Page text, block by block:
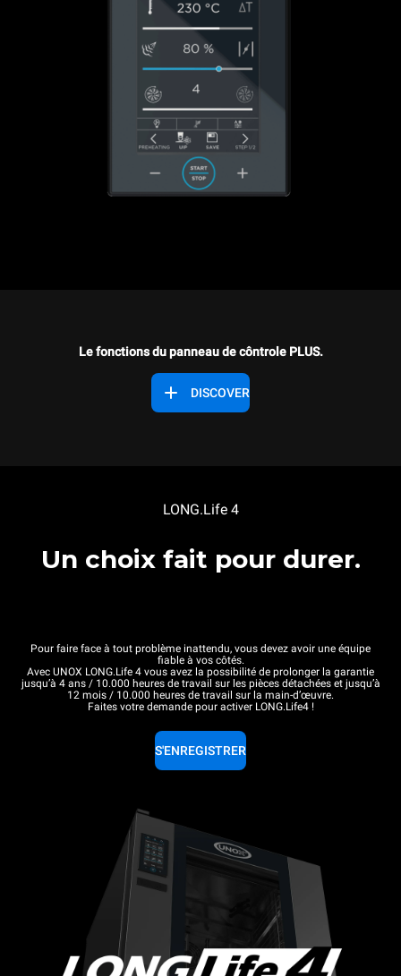
Le fonctions du panneau de côntrole PLUS.
DISCOVER
LONG.Life 4
Un choix fait pour durer.
Pour faire face à tout problème inattendu, vous devez avoir une équipe
fiable à vos côtés.
Avec UNOX LONG.Life 4 vous avez la possibilité de prolonger la garantie
jusqu’à 4 ans / 10.000 heures de travail sur les pièces détachées et jusqu’à
12 mois / 10.000 heures de travail sur la main-d’œuvre.
Faites votre demande pour activer LONG.Life4 !
S'ENREGISTRER